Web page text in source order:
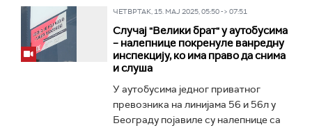
ЧЕТВРТАК, 15. МАЈ 2025, 05:50 -> 07:51
Случај "Велики брат" у аутобусима
– налепнице покренуле ванредну
инспекцију, ко има право да снима
и слуша
У аутобусима једног приватног
превозника на линијама 56 и 56л у
Београду појавиле су налепнице са